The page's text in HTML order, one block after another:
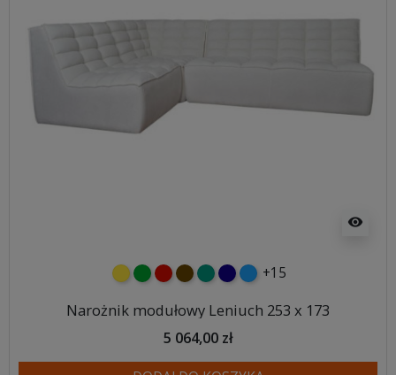
visibility
żółtyzielonyczerwony
czekoladowy
turkusowy
granatowy
niebieski
+15
Narożnik modułowy Leniuch 253 x 173
5 064,00 zł